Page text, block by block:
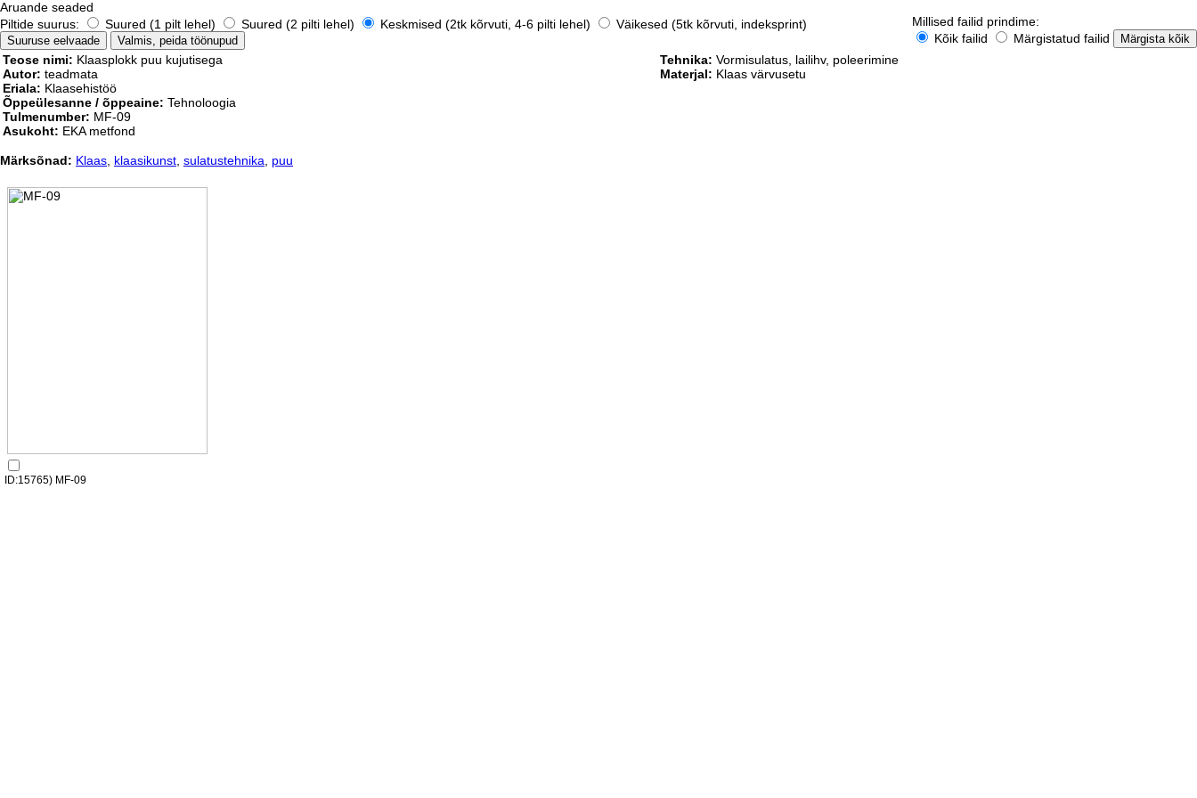
Aruande seaded
Piltide suurus:
Suured (1 pilt lehel) Suured (2 pilti lehel) Keskmised (2tk kõrvuti, 4-6 pilti lehel) Väikesed (5tk kõrvuti, indeksprint)
Millised failid prindime:
Kõik failid
Märgistatud failid
Teose nimi: Klaasplokk puu kujutisega
Autor: teadmata
Eriala: Klaasehistöö
Õppeülesanne / õppeaine: Tehnoloogia
Tulmenumber: MF-09
Asukoht: EKA metfond
Tehnika: Vormisulatus, lailihv, poleerimine
Materjal: Klaas värvusetu
Märksõnad: Klaas klaasikunst sulatustehnika puu
ID:15765) MF-09